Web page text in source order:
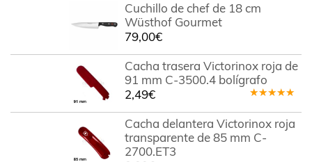
Cuchillo de chef de 18 cm
Wüsthof Gourmet
79,00€
Cacha trasera Victorinox roja de
91 mm C-3500.4 bolígrafo
en5.00de
5
2,49€
Cacha delantera Victorinox roja
transparente de 85 mm C-
2700.ET3